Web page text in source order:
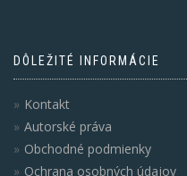
DÔLEŽITÉ INFORMÁCIE
Kontakt
Autorské práva
Obchodné podmienky
Ochrana osobných údajov